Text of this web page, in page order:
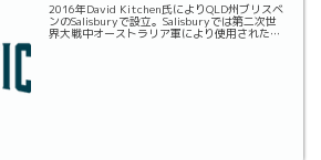
2016年David Kitchen氏によりQLD州ブリスベ
ンのSalisburyで設立。Salisburyでは第二次世
界大戦中オーストラリア軍により使用された軍